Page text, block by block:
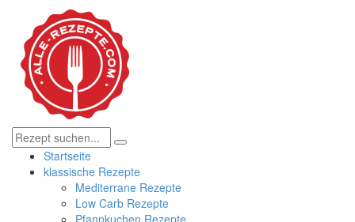
Startseite
klassische Rezepte
Mediterrane Rezepte
Low Carb Rezepte
Pfannkuchen Rezepte